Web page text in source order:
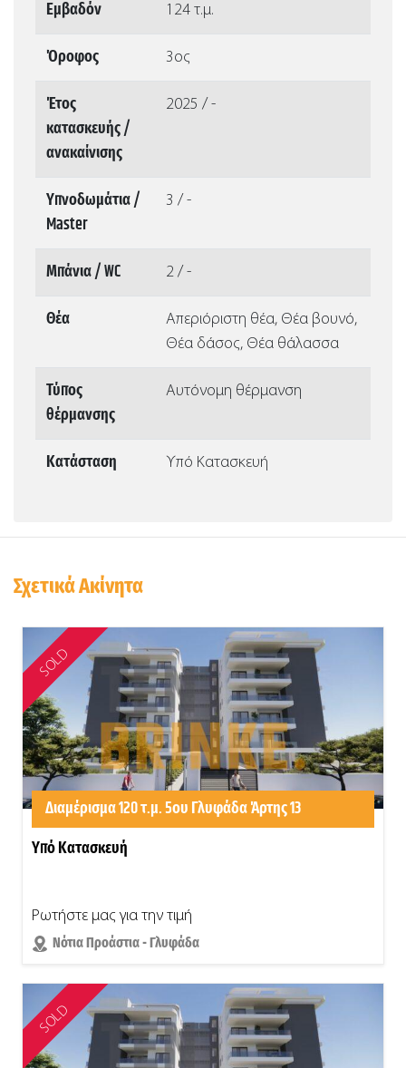
Εμβαδόν 124 τ.μ.
Όροφος 3ος
Έτος
κατασκευής /
ανακαίνισης
2025 / -
Υπνοδωμάτια /
Master
3 / -
Μπάνια / WC 2 / -
Θέα
Απεριόριστη θέα, Θέα βουνό,
Θέα δάσος, Θέα θάλασσα
Τύπος
θέρμανσης
Αυτόνομη θέρμανση
Κατάσταση Υπό Κατασκευή
Σχετικά Ακίνητα
SOLD
Διαμέρισμα 120 τ.μ. 5ου Γλυφάδα Άρτης 13
Υπό Κατασκευή
Ρωτήστε μας για την τιμή
Νότια Προάστια - Γλυφάδα
SOLD